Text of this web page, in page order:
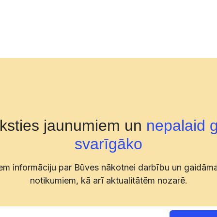
jaunumiem un nepalaid
svarīgāko
informāciju par Būves nākotnei darbību un
notikumiem, kā arī aktualitātēm nozarē.